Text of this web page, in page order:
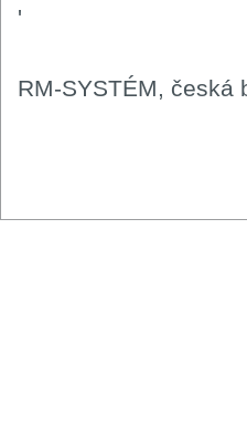
'
RM-SYSTÉM, česká